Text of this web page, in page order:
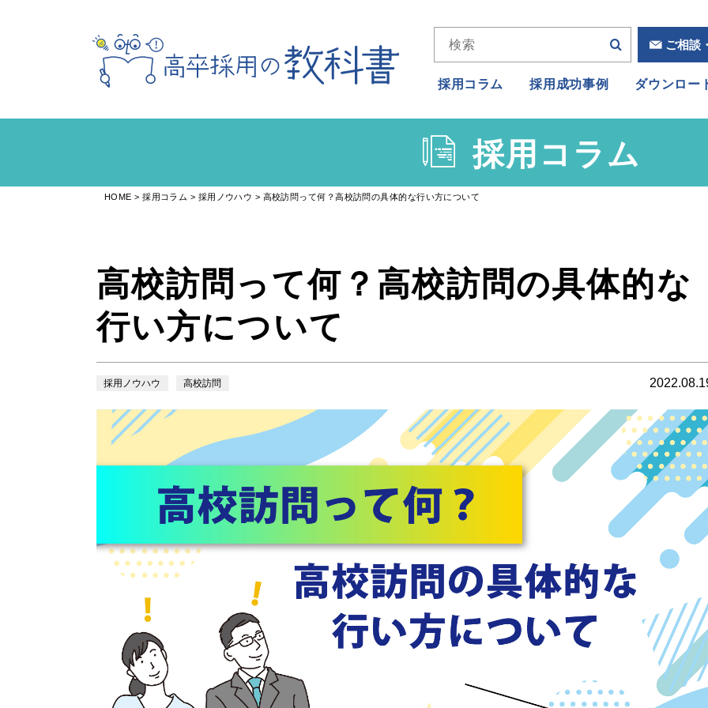
ご相談
採用コラム 採用成功事例 ダウンロー
採用コラム
HOME 採用コラム 採用ノウハウ 高校訪問って何？高校訪問の具体的な行い方について
高校訪問って何？高校訪問の具体的な
行い方について
採用ノウハウ 高校訪問